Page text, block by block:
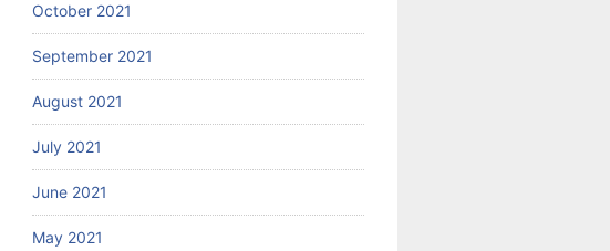
October 2021
September 2021
August 2021
July 2021
June 2021
May 2021